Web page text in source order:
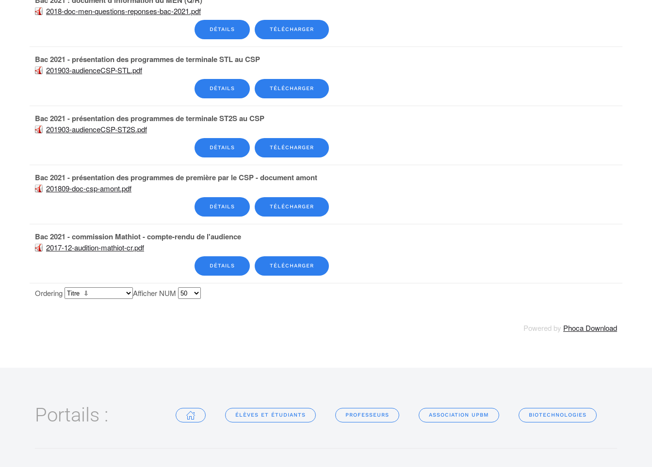
2018-doc-men-questions-reponses-bac-2021.pdf
TÉLÉCHARGER
DÉTAILS
Bac 2021 - présentation des programmes de terminale STL au CSP
201903-audienceCSP-STL.pdf
TÉLÉCHARGER
DÉTAILS
Bac 2021 - présentation des programmes de terminale ST2S au CSP
201903-audienceCSP-ST2S.pdf
TÉLÉCHARGER
DÉTAILS
Bac 2021 - présentation des programmes de première par le CSP - document amont
201809-doc-csp-amont.pdf
TÉLÉCHARGER
DÉTAILS
Bac 2021 - commission Mathiot - compte-rendu de l'audience
2017-12-audition-mathiot-cr.pdf
TÉLÉCHARGER
DÉTAILS
Ordering Afficher NUM
Powered by Phoca Download
Portails : ÉLÈVES ET ÉTUDIANTS PROFESSEURS ASSOCIATION UPBM BIOTECHNOLOGIES